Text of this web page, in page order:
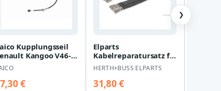
Kupplungsseil
Kangoo V46-
€
Elparts
Kabelreparatursatz f?r
Lenkstockschalter
Dacia Lada Nissan
Ope…
HERTH+BUSS ELPARTS
31,80 €
❯